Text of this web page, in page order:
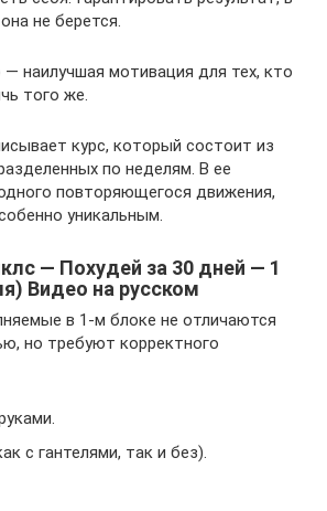
не берется.
— наилучшая мотивация для тех, кто
того же.
курс, который состоит из
по неделям. В ее
повторяющегося движения,
уникальным.
— Похудей за 30 дней — 1
Видео на русском
в 1-м блоке не отличаются
но требуют корректного
с гантелями, так и без).